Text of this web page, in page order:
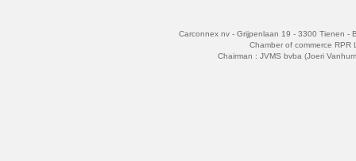
Carconnex nv - Grijpenlaan 19 - 3300 Tienen -
Chamber of commerce RPR
Chairman : JVMS bvba (Joeri